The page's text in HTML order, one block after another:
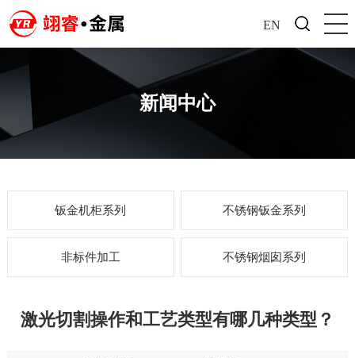
EN
新闻中心
钣金机柜系列 不锈钢钣金系列
非标件加工 不锈钢烟囱系列
激光切割操作和工艺类型有哪几种类型？